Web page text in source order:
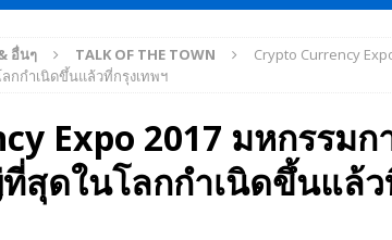
Motor 2026 ที่คนรักรถ ไม่ควรพลาด 25 มีค. – 5
ใหญ่: เมื่อคะแนนนิยม ‘ส้ม’ พุ่งชนกำแพง ‘บ้านใหญ่’ ใน
ทยมากที่สุด
อื่นๆ TALK OF THE TOWN
Crypto Currency
กกำเนิดขึ้นแล้วที่กรุงเทพฯ
Expo 2017 มหกรรมก
สุดในโลกกำเนิดขึ้นแล้